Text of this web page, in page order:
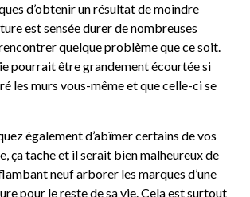
d’obtenir un résultat de moindre
est sensée durer de nombreuses
quelque problème que ce soit.
pourrait être grandement écourtée si
les murs vous-même et que celle-ci se
également d’abîmer certains de vos
ça tache et il serait bien malheureux de
neuf arborer les marques d’une
pour le reste de sa vie. Cela est surtout